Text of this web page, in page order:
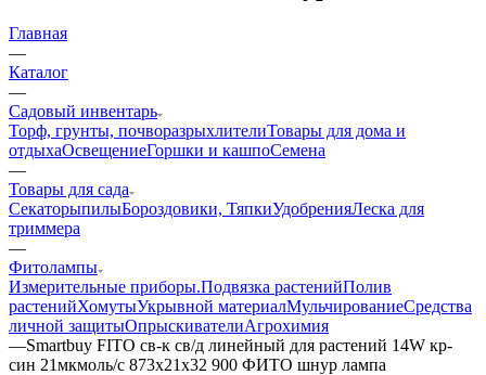
Главная
—
Каталог
—
Садовый инвентарь
Торф, грунты, почворазрыхлителиТовары для дома и
отдыхаОсвещениеГоршки и кашпоСемена
—
Товары для сада
СекаторыпилыБороздовики, ТяпкиУдобренияЛеска для
триммера
—
Фитолампы
Измерительные приборы.Подвязка растенийПолив
растенийХомутыУкрывной материалМульчированиеСредства
личной защитыОпрыскивателиАгрохимия
—Smartbuy FITO св-к св/д линейный для растений 14W кр-
син 21мкмоль/с 873x21x32 900 ФИТО шнур лампа